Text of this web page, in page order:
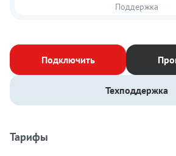
Поддержка
Подключить
Техподдержка
Тарифы